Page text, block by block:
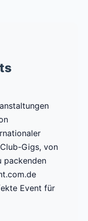
Gigs, von
packenden
Event für